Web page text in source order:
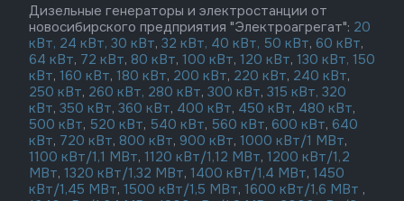
Дизельные генераторы и электростанции от
новосибирского предприятия "Электроагрегат": 20
кВт, 24 кВт, 30 кВт, 32 кВт, 40 кВт, 50 кВт, 60 кВт,
64 кВт, 72 кВт, 80 кВт, 100 кВт, 120 кВт, 130 кВт, 150
кВт, 160 кВт, 180 кВт, 200 кВт, 220 кВт, 240 кВт,
250 кВт, 260 кВт, 280 кВт, 300 кВт, 315 кВт, 320
кВт, 350 кВт, 360 кВт, 400 кВт, 450 кВт, 480 кВт,
500 кВт, 520 кВт, 540 кВт, 560 кВт, 600 кВт, 640
кВт, 720 кВт, 800 кВт, 900 кВт, 1000 кВт/1 МВт,
1100 кВт/1,1 МВт, 1120 кВт/1,12 МВт, 1200 кВт/1,2
МВт, 1320 кВт/1,32 МВт, 1400 кВт/1,4 МВт, 1450
кВт/1,45 МВт, 1500 кВт/1,5 МВт, 1600 кВт/1,6 МВт ,